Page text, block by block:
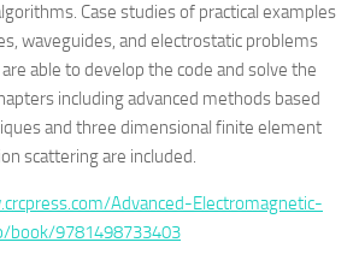
Case studies of practical examples
waveguides, and electrostatic problems
able to develop the code and solve the
including advanced methods based
and three dimensional finite element
scattering are included.
Advanced-Electromagnetic-
book/9781498733403